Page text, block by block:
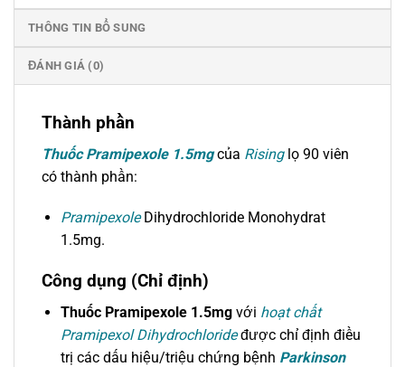
THÔNG TIN BỔ SUNG
ĐÁNH GIÁ (0)
Thành phần
Thuốc Pramipexole 1.5mgcủa Risinglọ 90 viên
có thành phần:
PramipexoleDihydrochloride Monohydrat
1.5mg.
Công dụng (Chỉ định)
Thuốc Pramipexole 1.5mgvới hoạt chất
Pramipexol Dihydrochlorideđược chỉ định điều
trị các dấu hiệu/triệu chứng bệnh Parkinson